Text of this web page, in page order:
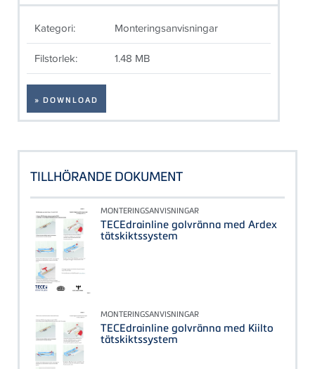
Kategori: Monteringsanvisningar
Filstorlek: 1.48 MB
» DOWNLOAD
TILLHÖRANDE DOKUMENT
MONTERINGSANVISNINGAR
TECEdrainline golvränna med Ardex
tätskiktssystem
MONTERINGSANVISNINGAR
TECEdrainline golvränna med Kiilto
tätskiktssystem